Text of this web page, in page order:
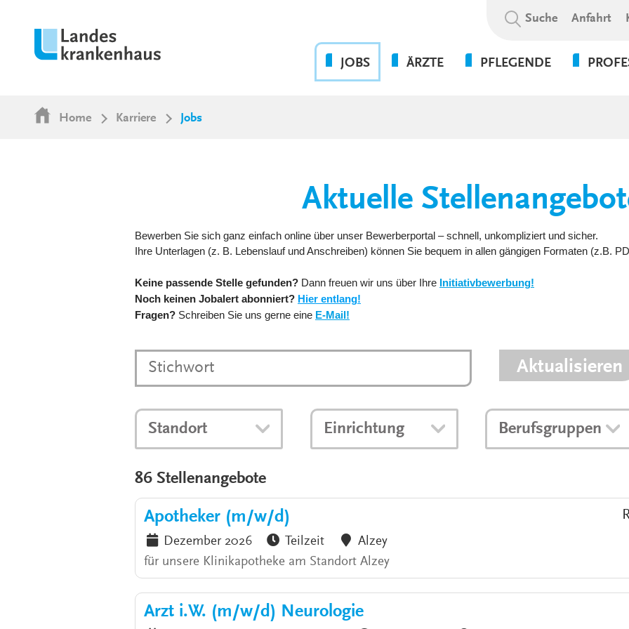
Suchbegriff:
Suche Anfahrt
JOBS
PRAKTIKUM
WEITERBILDUNG &
KULTUR & WERTE
VERANSTALTUNGEN
ÄRZTE
GESUNDHEITSEINRICHTUNGEN
PFLEGENDE
4-TAGE-WOCHE
FORT- UND WEITERBILDUNG
VERGÜTUNGEN &
ANSPRECHPARTNER DER
KLINIKEN UND
SERVICE
Home Karriere Jobs
Aktuelle
Bewerben Sie sich ganz einfach online über unser Bewerberportal – schnell, unkompliziert und sicher.
Ihre Unterlagen (z. B. Lebenslauf und Anschreiben) können Sie bequem in allen gängigen Formaten (z.B.
Keine passende Stelle gefunden? Dann freuen wir uns über Ihre Initiativbewerbung!
Noch keinen Jobalert abonniert? Hier entlang!
Fragen? Schreiben Sie uns gerne eine E-Mail!
Aktualisieren
Standort Einrichtung Berufsgruppen
86 Stellenangebote
Apotheker (m/w/d)
Dezember 2026 Teilzeit
Alzey
für unsere Klinikapotheke am Standort Alzey
Arzt i.W. (m/w/d) Neurologie